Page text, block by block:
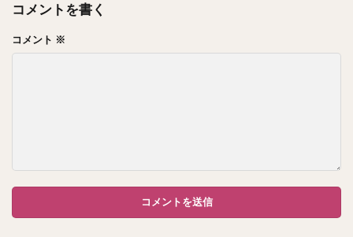
コメントを書く
コメント ※